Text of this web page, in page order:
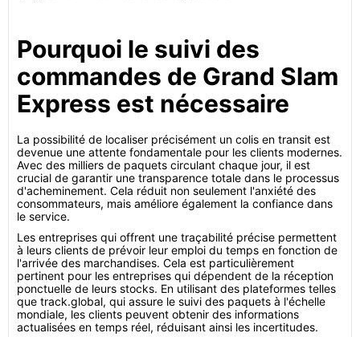
Pourquoi le suivi des
commandes de Grand Slam
Express est nécessaire
La possibilité de localiser précisément un colis en transit est
devenue une attente fondamentale pour les clients modernes.
Avec des milliers de paquets circulant chaque jour, il est
crucial de garantir une transparence totale dans le processus
d'acheminement. Cela réduit non seulement l'anxiété des
consommateurs, mais améliore également la confiance dans
le service.
Les entreprises qui offrent une traçabilité précise permettent
à leurs clients de prévoir leur emploi du temps en fonction de
l'arrivée des marchandises. Cela est particulièrement
pertinent pour les entreprises qui dépendent de la réception
ponctuelle de leurs stocks. En utilisant des plateformes telles
que track.global, qui assure le suivi des paquets à l'échelle
mondiale, les clients peuvent obtenir des informations
actualisées en temps réel, réduisant ainsi les incertitudes.